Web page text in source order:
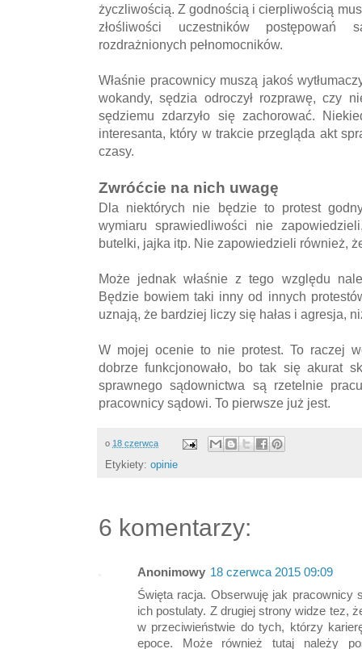
życzliwością. Z godnością i cierpliwością
złośliwości uczestników
rozdrażnionych pełnomocników.
Właśnie pracownicy muszą jakoś
wokandy, sędzia odroczył rozprawę, czy
sędziemu zdarzyło się zachorować.
interesanta, który w trakcie przegląda akt
czasy.
Zwróćcie na nich uwagę
Dla niektórych nie będzie to protest
wymiaru sprawiedliwości nie
butelki, jajka itp. Nie zapowiedzieli również,
Może jednak właśnie z tego względu
Będzie bowiem taki inny od innych
uznają, że bardziej liczy się hałas i agresja,
W mojej ocenie to nie protest. To raczej
dobrze funkcjonowało, bo tak się akurat
sprawnego sądownictwa są rzetelnie
pracownicy sądowi. To pierwsze już jest.
o 18 czerwca
Etykiety: opinie
6 komentarzy:
Anonimowy 18 czerwca 2015 09:09
Święta racja. Obserwuję jak pracownicy
ich postulaty. Z drugiej strony widze tez,
w przeciwieństwie do tych, którzy
epoce. Może również tutaj należy